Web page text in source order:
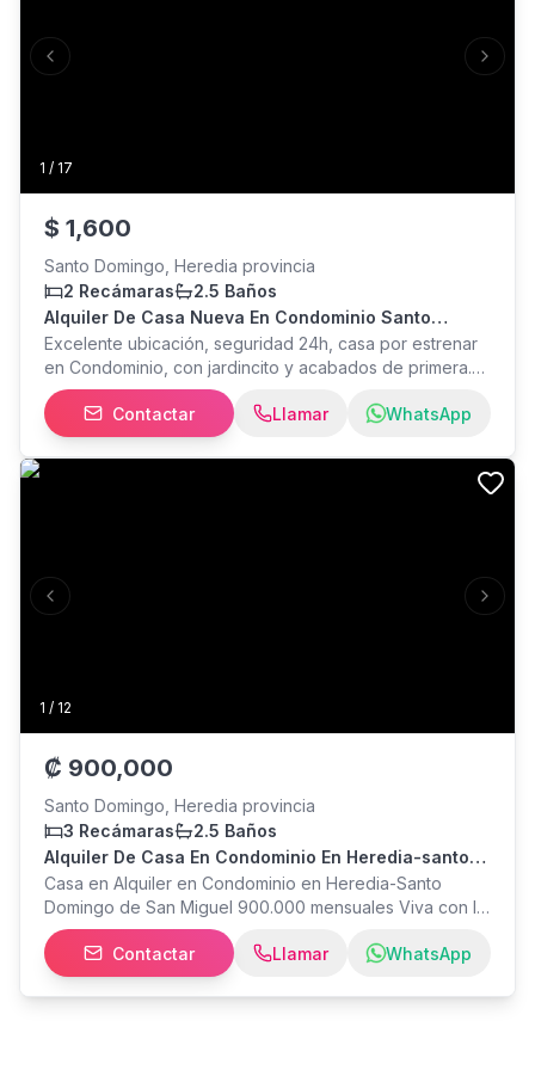
1 / 17
Previous slide Next
$ 1,600
Santo Domingo, Heredia provincia
2 Recámaras
2.5 Baños
Alquiler De Casa Nueva En Condominio Santo
Domingo Heredia
Excelente ubicación, seguridad 24h, casa por estrenar
en Condominio, con jardincito y acabados de primera.
Condominio con piscina y áreas comunes.
Contactar
Llamar WhatsApp
1 / 12
Previous slide Next
₡ 900,000
Santo Domingo, Heredia provincia
3 Recámaras
2.5 Baños
Alquiler De Casa En Condominio En Heredia-santo
Domingo De San Miguel
Casa en Alquiler en Condominio en Heredia-Santo
Domingo de San Miguel 900.000 mensuales Viva con la
tranquilidad, seguridad y comodidad que su familia
merece en este Condominio, exclusivo con acceso
controlado y seguridad 24/7, estratégicamente ubicado
entre Tibás y Santo Domingo de Heredia. Su excelente
Contactar Llamar WhatsApp